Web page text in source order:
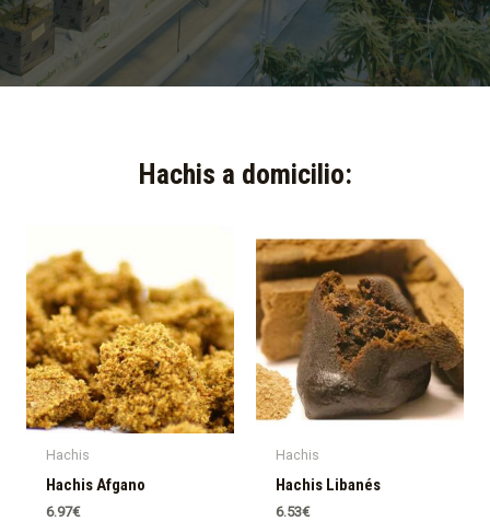
Hachis a domicilio:​
Hachis
Hachis Afgano
6.97€
Hachis
Hachis Libanés
6.53€